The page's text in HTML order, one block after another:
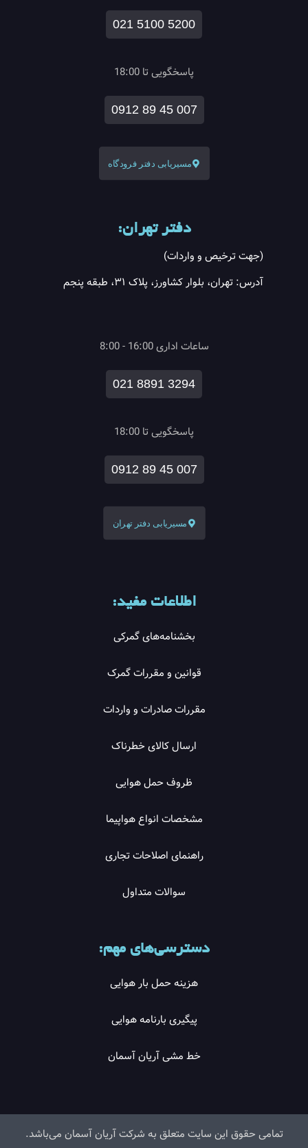
021 5100 5200
پاسخگویی تا 18:00
0912 89 45 007
مسیریابی دفتر فرودگاه
دفتر تهران:
(جهت ترخیص و واردات)
آدرس: تهران، بلوار کشاورز، پلاک ۳۱، طبقه پنجم
ساعات اداری 16:00 - 8:00
021 8891 3294
پاسخگویی تا 18:00
0912 89 45 007
مسیریابی دفتر تهران
اطلاعات مفید:
بخشنامه‌های گمرکی
قوانین و مقررات گمرک
مقررات صادرات و واردات
ارسال کالای خطرناک
ظروف حمل هوایی
مشخصات انواع هواپیما
راهنمای اصلاحات تجاری
سوالات متداول
دسترسی‌های مهم:
هزینه حمل بار هوایی
پیگیری بارنامه هوایی
خط مشی آریان آسمان
تمامی حقوق این سایت متعلق به شرکت آریان آسمان می‌باشد.